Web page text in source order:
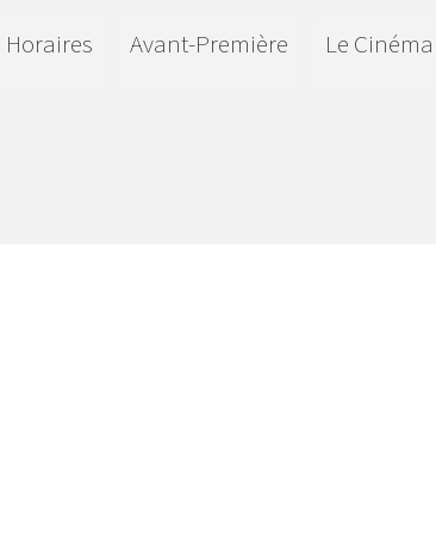
Horaires Avant-Première Le Cinéma